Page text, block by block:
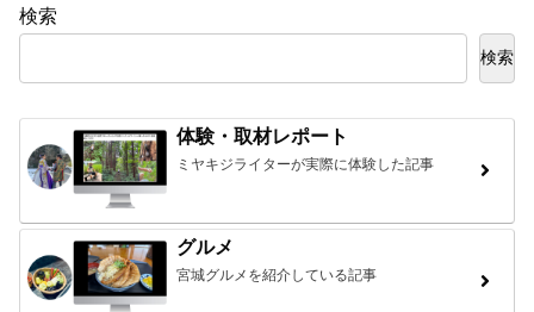
検索
検索
体験・取材レポート
ミヤキジライターが実際に体験した記事
グルメ
宮城グルメを紹介している記事